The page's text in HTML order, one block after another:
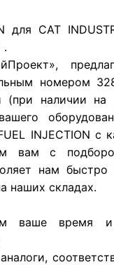
для CAT
.
номером
наличии на
INJECTION
вам с
нам быстро
наших складах.
ваше время и